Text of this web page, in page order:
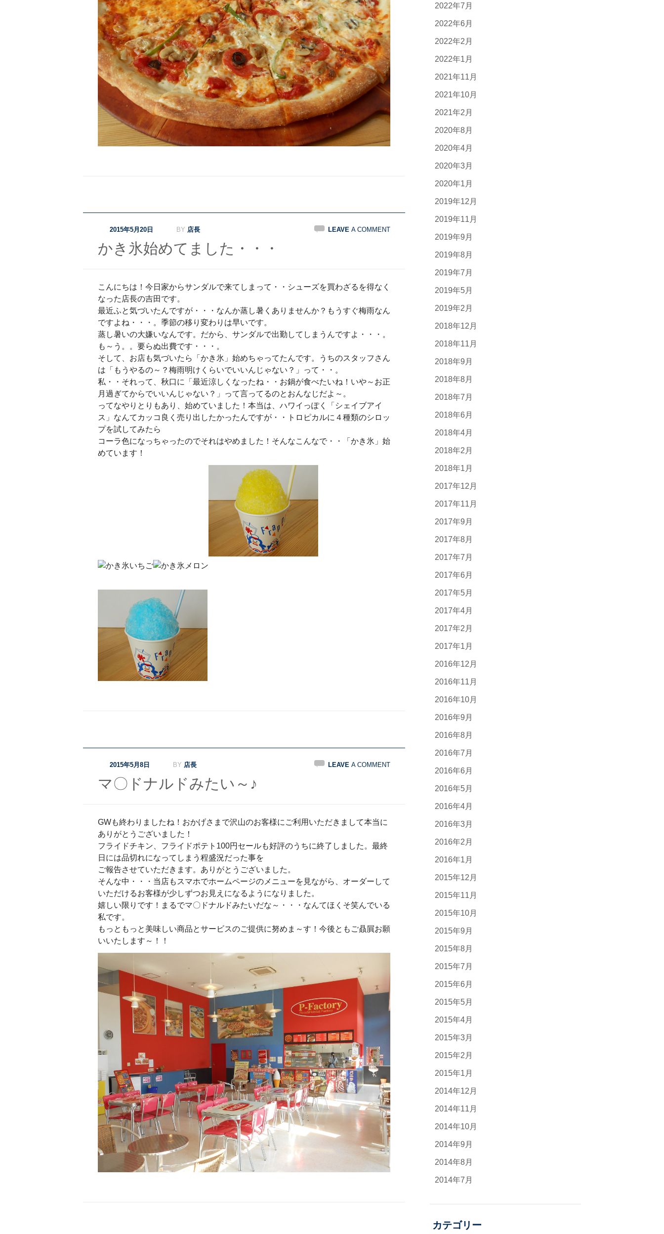
2015年5月20日 BY 店長 LEAVE A COMMENT
かき氷始めてました・・・
こんにちは！今日家からサンダルで来てしまって・・シューズを買わざるを得なく
なった店長の吉田です。
最近ふと気づいたんですが・・・なんか蒸し暑くありませんか？もうすぐ梅雨なん
ですよね・・・。季節の移り変わりは早いです。
蒸し暑いの大嫌いなんです。だから、サンダルで出勤してしまうんですよ・・・。
も～う。。要らぬ出費です・・・。
そして、お店も気づいたら「かき氷」始めちゃってたんです。うちのスタッフさん
は「もうやるの～？梅雨明けくらいでいいんじゃない？」って・・。
私・・それって、秋口に「最近涼しくなったね・・お鍋が食べたいね！いや～お正
月過ぎてからでいいんじゃない？」って言ってるのとおんなじだよ～。
ってなやりとりもあり、始めていました！本当は、ハワイっぽく「シェイブアイ
ス」なんてカッコ良く売り出したかったんですが・・トロピカルに４種類のシロッ
プを試してみたら
コーラ色になっちゃったのでそれはやめました！そんなこんなで・・「かき氷」始
めています！
2015年5月8日 BY 店長 LEAVE A COMMENT
マ〇ドナルドみたい～♪
GWも終わりましたね！おかげさまで沢山のお客様にご利用いただきまして本当に
ありがとうございました！
フライドチキン、フライドポテト100円セールも好評のうちに終了しました。最終
日には品切れになってしまう程盛況だった事を
ご報告させていただきます。ありがとうございました。
そんな中・・・当店もスマホでホームページのメニューを見ながら、オーダーして
いただけるお客様が少しずつお見えになるようになりました。
嬉しい限りです！まるでマ〇ドナルドみたいだな～・・・なんてほくそ笑んでいる
私です。
もっともっと美味しい商品とサービスのご提供に努めま～す！今後ともご贔屓お願
いいたします～！！
2022年7月
2022年6月
2022年2月
2022年1月
2021年11月
2021年10月
2021年2月
2020年8月
2020年4月
2020年3月
2020年1月
2019年12月
2019年11月
2019年9月
2019年8月
2019年7月
2019年5月
2019年2月
2018年12月
2018年11月
2018年9月
2018年8月
2018年7月
2018年6月
2018年4月
2018年2月
2018年1月
2017年12月
2017年11月
2017年9月
2017年8月
2017年7月
2017年6月
2017年5月
2017年4月
2017年2月
2017年1月
2016年12月
2016年11月
2016年10月
2016年9月
2016年8月
2016年7月
2016年6月
2016年5月
2016年4月
2016年3月
2016年2月
2016年1月
2015年12月
2015年11月
2015年10月
2015年9月
2015年8月
2015年7月
2015年6月
2015年5月
2015年4月
2015年3月
2015年2月
2015年1月
2014年12月
2014年11月
2014年10月
2014年9月
2014年8月
2014年7月
カテゴリー